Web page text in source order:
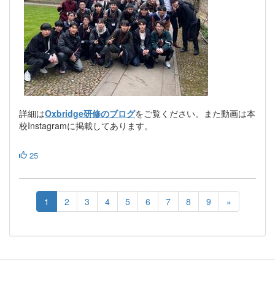
詳細はOxbridge研修のブログをご覧ください。また動画は本
校Instagramに掲載してあります。
25
1 2 3 4 5 6 7 8 9 »